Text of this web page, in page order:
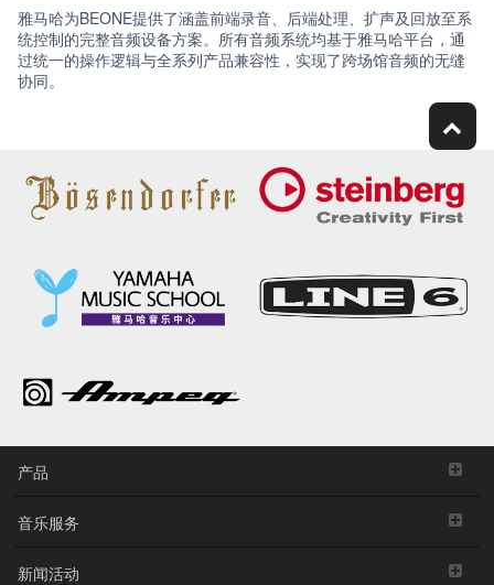
雅马哈为BEONE提供了涵盖前端录音、后端处理、扩声及回放至系
统控制的完整音频设备方案。所有音频系统均基于雅马哈平台，通
过统一的操作逻辑与全系列产品兼容性，实现了跨场馆音频的无缝
协同。
产品
音乐服务
新闻活动